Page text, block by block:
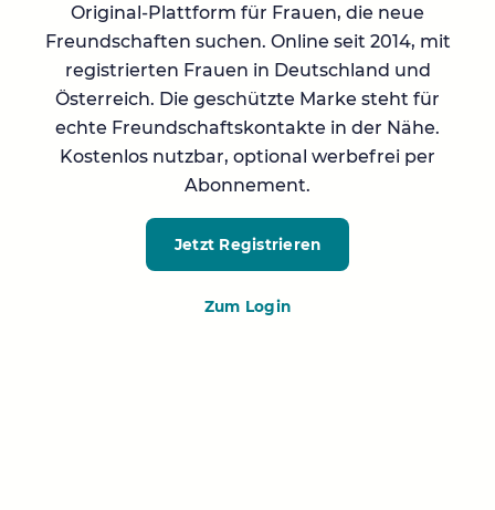
Original-Plattform für Frauen, die neue
Freundschaften suchen. Online seit 2014, mit
registrierten Frauen in Deutschland und
Österreich. Die geschützte Marke steht für
echte Freundschaftskontakte in der Nähe.
Kostenlos nutzbar, optional werbefrei per
Abonnement.
Jetzt Registrieren
Zum Login